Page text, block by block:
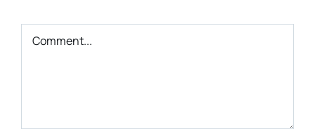
Comment